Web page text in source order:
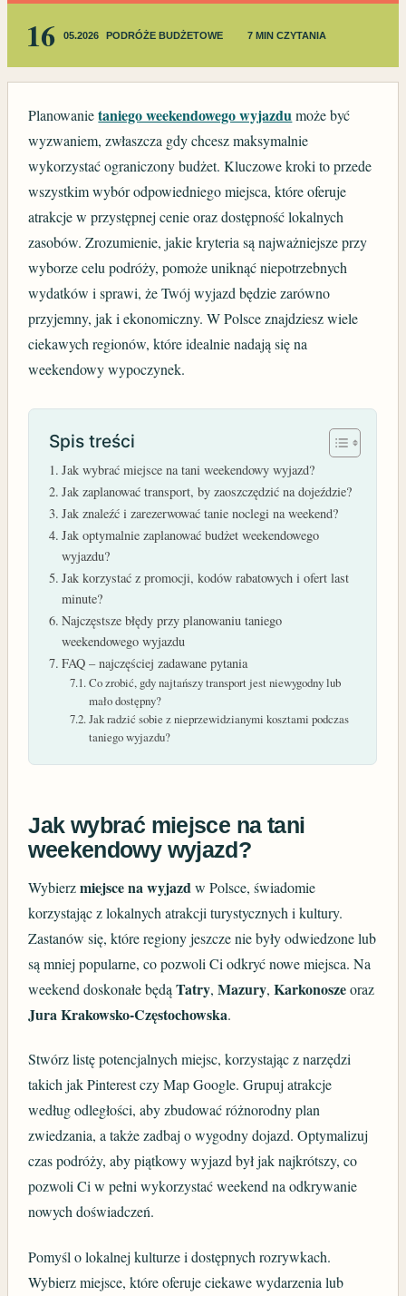
16 05.2026 PODRÓŻE BUDŻETOWE 7 MIN CZYTANIA
Planowanietaniego weekendowego wyjazdumoże być
wyzwaniem, zwłaszcza gdy chcesz maksymalnie
wykorzystać ograniczony budżet. Kluczowe kroki to przede
wszystkim wybór odpowiedniego miejsca, które oferuje
atrakcje w przystępnej cenie oraz dostępność lokalnych
zasobów. Zrozumienie, jakie kryteria są najważniejsze przy
wyborze celu podróży, pomoże uniknąć niepotrzebnych
wydatków i sprawi, że Twój wyjazd będzie zarówno
przyjemny, jak i ekonomiczny. W Polsce znajdziesz wiele
ciekawych regionów, które idealnie nadają się na
weekendowy wypoczynek.
Spis treści
Jak wybrać miejsce na tani weekendowy wyjazd?
Jak zaplanować transport, by zaoszczędzić na dojeździe?
Jak znaleźć i zarezerwować tanie noclegi na weekend?
Jak optymalnie zaplanować budżet weekendowego
wyjazdu?
Jak korzystać z promocji, kodów rabatowych i ofert last
minute?
Najczęstsze błędy przy planowaniu taniego
weekendowego wyjazdu
FAQ – najczęściej zadawane pytania
Co zrobić, gdy najtańszy transport jest niewygodny lub
mało dostępny?
Jak radzić sobie z nieprzewidzianymi kosztami podczas
taniego wyjazdu?
Jak wybrać miejsce na tani
weekendowy wyjazd?
Wybierzmiejsce na wyjazdw Polsce, świadomie
korzystając z lokalnych atrakcji turystycznych i kultury.
Zastanów się, które regiony jeszcze nie były odwiedzone lub
są mniej popularne, co pozwoli Ci odkryć nowe miejsca. Na
weekend doskonałe będąTatry,Mazury,Karkonoszeoraz
Jura Krakowsko-Częstochowska.
Stwórz listę potencjalnych miejsc, korzystając z narzędzi
takich jak Pinterest czy Map Google. Grupuj atrakcje
według odległości, aby zbudować różnorodny plan
zwiedzania, a także zadbaj o wygodny dojazd. Optymalizuj
czas podróży, aby piątkowy wyjazd był jak najkrótszy, co
pozwoli Ci w pełni wykorzystać weekend na odkrywanie
nowych doświadczeń.
Pomyśl o lokalnej kulturze i dostępnych rozrywkach.
Wybierz miejsce, które oferuje ciekawe wydarzenia lub